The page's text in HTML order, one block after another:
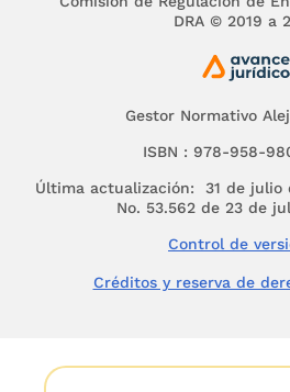
4. Tomar decisiones en
ente económico.
6. Ejercer control sobre las
7. Fundamentar la
tributarias, precios y
8. Ayudar a la
impacto social que la
Gestor Normativo
ISBN : 978-958-
Última actualización: 31 de julio
No. 53.562 de 23 de
Control de
Créditos y reserva de
DRA © 2019 a